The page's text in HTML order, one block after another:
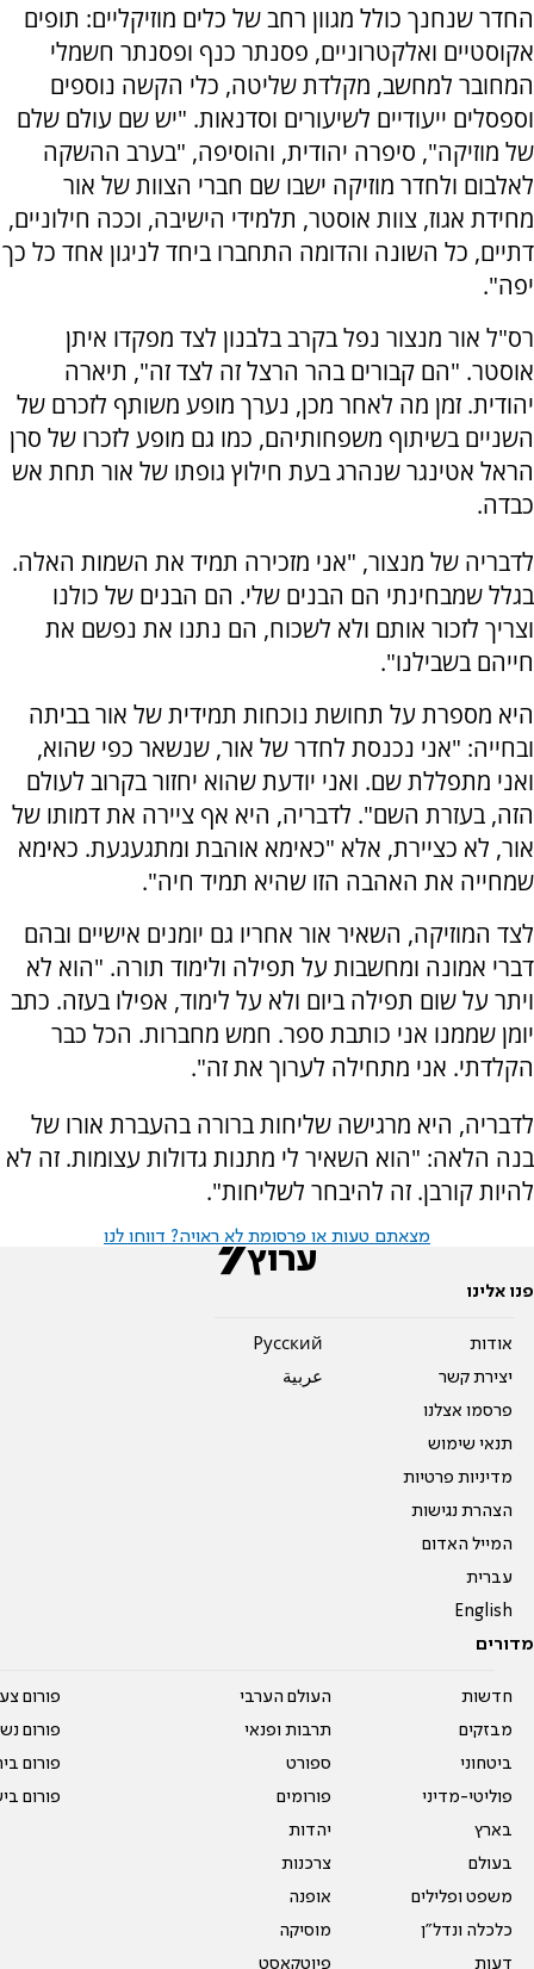
החדר שנחנך כולל מגוון רחב של כלים מוזיקליים: תופים
אקוסטיים ואלקטרוניים, פסנתר כנף ופסנתר חשמלי
המחובר למחשב, מקלדת שליטה, כלי הקשה נוספים
וספסלים ייעודיים לשיעורים וסדנאות. "יש שם עולם שלם
של מוזיקה", סיפרה יהודית, והוסיפה, "בערב ההשקה
לאלבום ולחדר מוזיקה ישבו שם חברי הצוות של אור
מחידת אגוז, צוות אוסטר, תלמידי הישיבה, וככה חילוניים,
דתיים, כל השונה והדומה התחברו ביחד לניגון אחד כל כך
יפה".
רס"ל אור מנצור נפל בקרב בלבנון לצד מפקדו איתן
אוסטר. "הם קבורים בהר הרצל זה לצד זה", תיארה
יהודית. זמן מה לאחר מכן, נערך מופע משותף לזכרם של
השניים בשיתוף משפחותיהם, כמו גם מופע לזכרו של סרן
הראל אטינגר שנהרג בעת חילוץ גופתו של אור תחת אש
כבדה.
לדבריה של מנצור, "אני מזכירה תמיד את השמות האלה.
בגלל שמבחינתי הם הבנים שלי. הם הבנים של כולנו
וצריך לזכור אותם ולא לשכוח, הם נתנו את נפשם את
חייהם בשבילנו".
היא מספרת על תחושת נוכחות תמידית של אור בביתה
ובחייה: "אני נכנסת לחדר של אור, שנשאר כפי שהוא,
ואני מתפללת שם. ואני יודעת שהוא יחזור בקרוב לעולם
הזה, בעזרת השם". לדבריה, היא אף ציירה את דמותו של
אור, לא כציירת, אלא "כאימא אוהבת ומתגעגעת. כאימא
שמחייה את האהבה הזו שהיא תמיד חיה".
לצד המוזיקה, השאיר אור אחריו גם יומנים אישיים ובהם
דברי אמונה ומחשבות על תפילה ולימוד תורה. "הוא לא
ויתר על שום תפילה ביום ולא על לימוד, אפילו בעזה. כתב
יומן שממנו אני כותבת ספר. חמש מחברות. הכל כבר
הקלדתי. אני מתחילה לערוך את זה".
לדבריה, היא מרגישה שליחות ברורה בהעברת אורו של
בנה הלאה: "הוא השאיר לי מתנות גדולות עצומות. זה לא
להיות קורבן. זה להיבחר לשליחות".
מצאתם טעות או פרסומת לא ראויה? דווחו לנו
פנו אלינו
אודות
יצירת קשר
פרסמו אצלנו
תנאי שימוש
מדיניות פרטיות
הצהרת נגישות
המייל האדום
עברית
English
Pусский
عربية
מדורים
חדשות
מבזקים
ביטחוני
פוליטי-מדיני
בארץ
בעולם
משפט ופלילים
כלכלה ונדל"ן
דעות
העולם הערבי
תרבות ופנאי
ספורט
פורומים
יהדות
צרכנות
אופנה
מוסיקה
פיוטקאסט
פורום
פורום
פורום
פורום